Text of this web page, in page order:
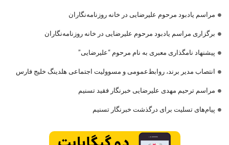
مراسم یادبود مرحوم علیرضایی در خانه روزنامه‌نگاران
برگزاری مراسم یادبود مرحوم علیرضایی در خانه روزنامه‌نگاران
پیشنهاد نامگذاری معبری به نام مرحوم “علیرضایی”
انتصاب مدیر برند، روابط‌عمومی و مسوولیت اجتماعی هلدینگ خلیج فارس
مراسم ترحیم مهدی علیرضایی خبرنگار فقید تسنیم
پیام‌های تسلیت برای درگذشت خبرنگار تسنیم